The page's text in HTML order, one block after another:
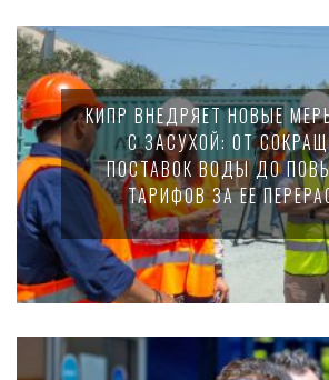
КИПР ВНЕДРЯЕТ НОВЫЕ
С ЗАСУХОЙ: ОТ
ПОСТАВОК ВОДЫ ДО
ТАРИФОВ ЗА ЕЕ